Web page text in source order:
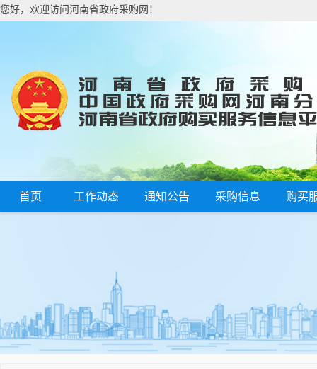
您好，欢迎访问河南省政府采购网！
首页 工作动态 通知公告 采购信息 购买